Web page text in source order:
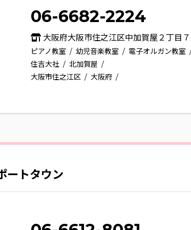
06-6682-2224
大阪府大阪市住之江区中加賀屋２丁目
ピアノ教室 幼児音楽教室
電子オルガン教室
住吉大社
北加賀屋
大阪市住之江区
大阪府
ートタウン